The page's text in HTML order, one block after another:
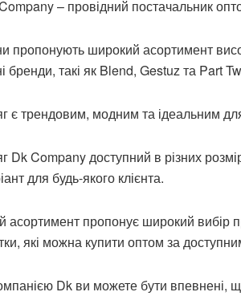
– провідний постачальник
пропонують широкий асортимент
бренди, такі як Blend, Gestuz та Part
є трендовим, модним та ідеальним
Dk Company доступний в різних
для будь-якого клієнта.
асортимент пропонує широкий вибір
які можна купити оптом за
Dk ви можете бути впевнені,